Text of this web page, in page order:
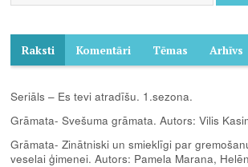
Raksti Komentāri Tēmas Arhīvs
Seriāls – Es tevi atradīšu. 1.sezona.
Grāmata- Svešuma grāmata. Autors: Vilis
Grāmata- Zinātniski un smieklīgi par
veselai ģimenei. Autors: Pamela Marana,